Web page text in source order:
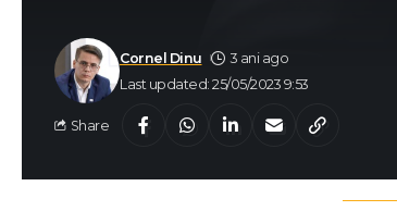
Last updated: 25/05/2023 9:53
Cornel Dinu 3 ani ago
Share